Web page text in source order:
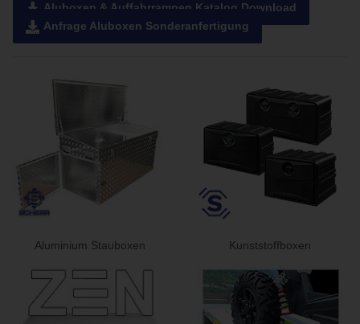
 Aluboxen & Auffahrrampen Katalog Download
 Anfrage Aluboxen Sonderanfertigung
Aluminium Stauboxen Kunststoffboxen